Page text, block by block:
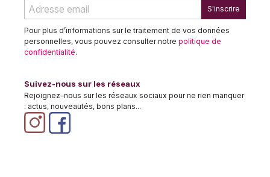
S'inscrire
Pour plus d’informations sur le traitement de vos données
personnelles, vous pouvez consulter notre politique de
confidentialité.
Suivez-nous sur les réseaux
Rejoignez-nous sur les réseaux sociaux pour ne rien manquer
: actus, nouveautés, bons plans...